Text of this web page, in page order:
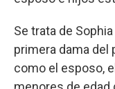
Se trata de
primera dama del
como el esposo,